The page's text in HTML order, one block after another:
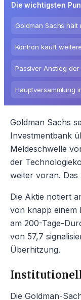
Die wichtigsten
Goldman Sachs hält
Kontron kauft
Passiver Anstieg
Hauptversammlung
Goldman Sachs
Investmentbank
Meldeschwelle
der
weiter voran.
Die Aktie notiert
von knapp einem
am 200-Tage-
von 57,7
Überhitzung.
Die Goldman-